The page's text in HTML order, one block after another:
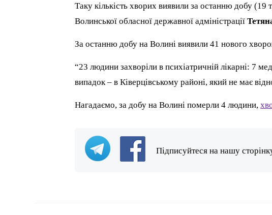
Таку кількість хворих виявили за останню добу
Волинської обласної державної адміністрації
За останню добу на Волині виявили 41 нового
“23 людини захворіли в психіатричній лікарні: 7
випадок – в Ківерцівському районі, який не має
Нагадаємо, за добу на Волині померли 4 людини,
Підписуйтеся на нашу